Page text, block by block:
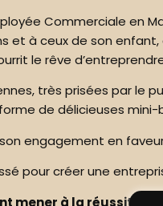
Commerciale en
et à ceux de son
le rêve
très prisées par le
de délicieuses
engagement en
pour créer une
mener à la réussite,